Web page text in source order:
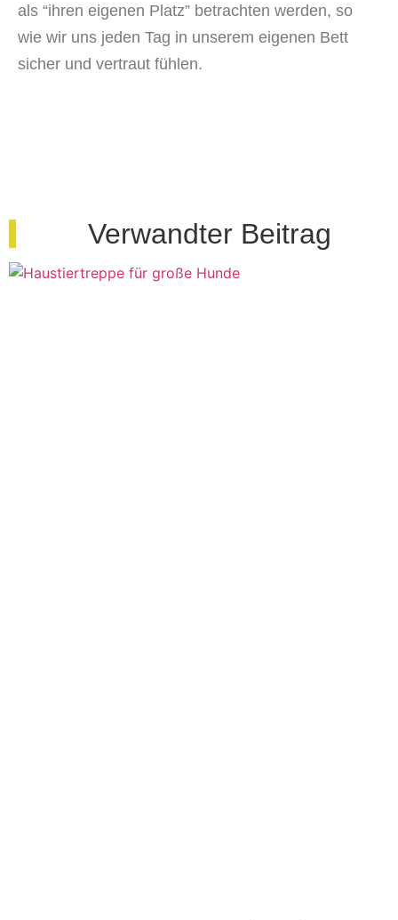
als “ihren eigenen Platz” betrachten werden, so
wie wir uns jeden Tag in unserem eigenen Bett
sicher und vertraut fühlen.
Verwandter Beitrag